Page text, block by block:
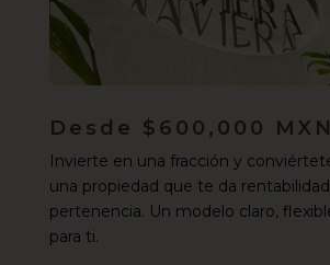
Desde $600,000 MXN
Invierte en una fracción y
una propiedad que te da
pertenencia. Un modelo claro,
para ti.